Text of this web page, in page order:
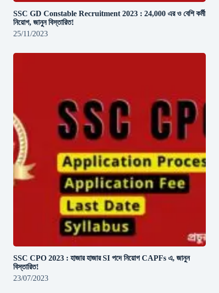
SSC GD Constable Recruitment 2023 : 24,000 এর ও বেশি কর্মী
নিয়োগ, জানুন বিস্তারিত!
25/11/2023
SSC CPO 2023 : হাজার হাজার SI পদে নিয়োগ CAPFs এ, জানুন
বিস্তারিত!
23/07/2023